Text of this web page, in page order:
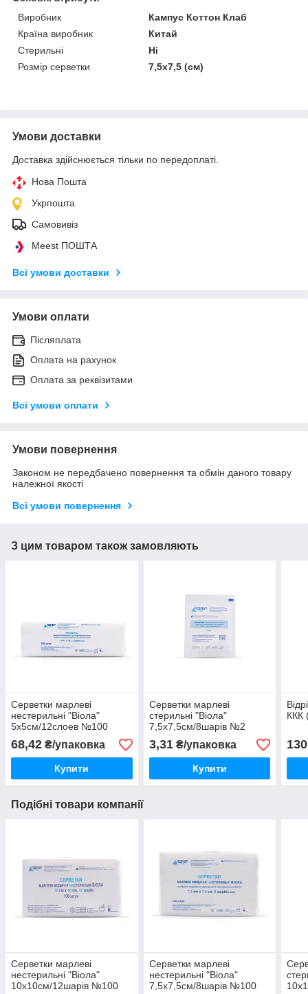
Виробник
Кампус Коттон Клаб
Країна виробник
Китай
Стерильні
Ні
Розмір серветки
7,5х7,5 (см)
Умови доставки
Доставка здійснюється тільки по передоплаті.
Нова Пошта
Укрпошта
Самовивіз
Meest ПОШТА
Всі умови доставки
Умови оплати
Післяплата
Оплата на рахунок
Оплата за реквізитами
Всі умови оплати
Умови повернення
Законом не передбачено повернення та обмін даного товару
належної якості
Всі умови повернення
З цим товаром також замовляють
Серветки марлеві
нестерильні "Віола"
5х5см/12слоев №100
68,42 ₴/упаковка
Купити
Серветки марлеві
стерильні "Віола"
7,5х7,5см/8шарів №2
3,31₴/упаковка
Купити
ККК
Подібні товари компанії
Серветки марлеві
нестерильні "Віола"
10х10см/12шарів №100
Серветки марлеві
нестерильні "Віола"
7,5х7,5см/8шарів №100